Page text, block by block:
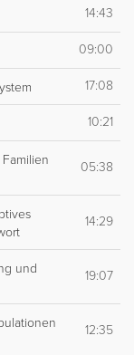
14:43
09:00
17:08
10:21
05:38
14:29
und
19:07
12:35